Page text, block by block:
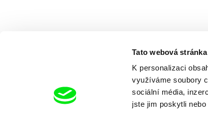
Tato webová
K personalizaci
využíváme soubory
sociální média,
jste jim poskytli